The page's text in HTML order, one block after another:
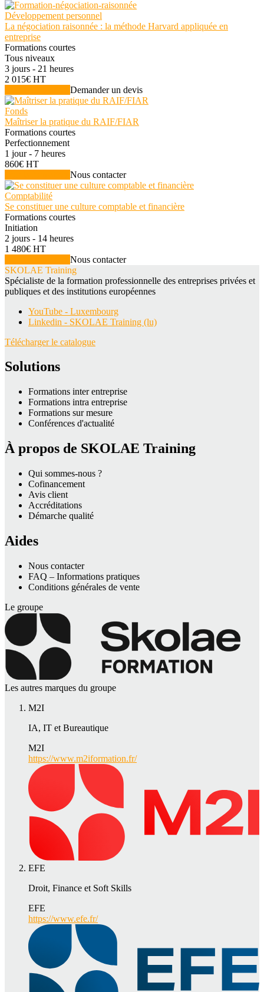
Développement personnel
La négociation raisonnée : la méthode Harvard appliquée en
entreprise
Formations courtes
Tous niveaux
3 jours - 21 heures
2 015€ HT
Demander un devis
Fonds
Maîtriser la pratique du RAIF/FIAR
Formations courtes
Perfectionnement
1 jour - 7 heures
860€ HT
Nous contacter
Comptabilité
Se constituer une culture comptable et financière
Formations courtes
Initiation
2 jours - 14 heures
1 480€ HT
Nous contacter
SKOLAE Training
Spécialiste de la formation professionnelle des entreprises privées et
publiques et des institutions européennes
YouTube - Luxembourg
Linkedin - SKOLAE Training (lu)
Télécharger le catalogue
Solutions
Formations inter entreprise
Formations intra entreprise
Formations sur mesure
Conférences d'actualité
À propos de SKOLAE Training
Qui sommes-nous ?
Cofinancement
Avis client
Accréditations
Démarche qualité
Aides
Nous contacter
FAQ – Informations pratiques
Conditions générales de vente
Le groupe
Les autres marques du groupe
M2I
IA, IT et Bureautique
M2I
https://www.m2iformation.fr/
EFE
Droit, Finance et Soft Skills
EFE
https://www.efe.fr/